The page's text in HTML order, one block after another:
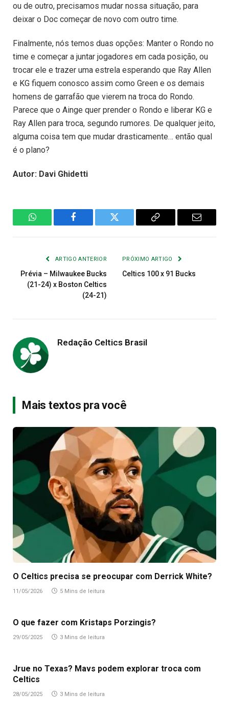
ou de outro, precisamos mudar nossa situação, para
deixar o Doc começar de novo com outro time.
Finalmente, nós temos duas opções: Manter o Rondo no
time e começar a juntar jogadores em cada posição, ou
trocar ele e trazer uma estrela esperando que Ray Allen
e KG fiquem conosco assim como Green e os demais
homens de garrafão que vierem na troca do Rondo.
Parece que o Ainge quer prender o Rondo e liberar KG e
Ray Allen para troca, segundo rumores. De qualquer jeito,
alguma coisa tem que mudar drasticamente… então qual
é o plano?
Autor: Davi Ghidetti
WhatsAppFacebook Twitter
Copiar
E-
ARTIGO ANTERIOR
Prévia – Milwaukee Bucks
(21-24) x Boston Celtics
(24-21)
PRÓXIMO ARTIGO
Celtics 100 x 91 Bucks
Redação Celtics Brasil
Mais textos pra você
O Celtics precisa se preocupar com Derrick White?
11/05/2026 5 Mins de leitura
O que fazer com Kristaps Porzingis?
29/05/2025 3 Mins de leitura
Jrue no Texas? Mavs podem explorar troca com
Celtics
28/05/2025 3 Mins de leitura